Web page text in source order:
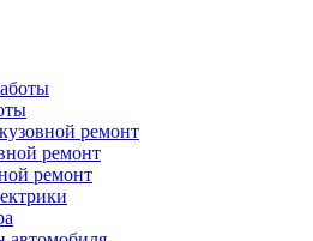
ремонт
ремонт
ремонт